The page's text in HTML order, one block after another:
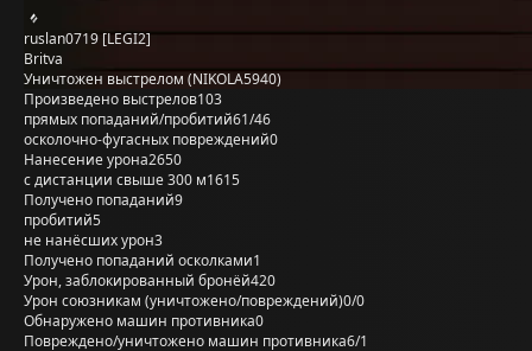
ruslan0719 [LEGI2]
Britva
Уничтожен выстрелом (NIKOLA5940)
Произведено выстрелов103
прямых попаданий/пробитий61/46
осколочно-фугасных повреждений0
Нанесение урона2650
с дистанции свыше 300 м1615
Получено попаданий9
пробитий5
не нанёсших урон3
Получено попаданий осколками1
Урон, заблокированный бронёй420
Урон союзникам (уничтожено/повреждений)0/0
Обнаружено машин противника0
Повреждено/уничтожено машин противника6/1